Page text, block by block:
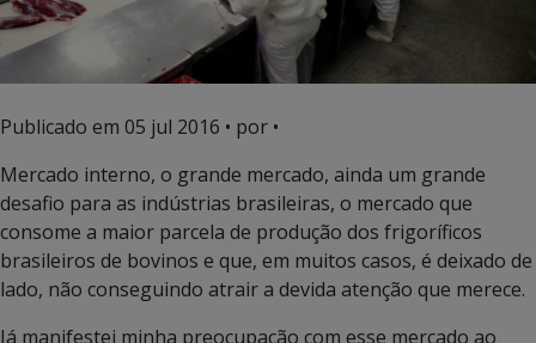
Publicado em 05 jul 2016 • por •
Mercado interno, o grande mercado, ainda um grande
desafio para as indústrias brasileiras, o mercado que
consome a maior parcela de produção dos frigoríficos
brasileiros de bovinos e que, em muitos casos, é deixado de
lado, não conseguindo atrair a devida atenção que merece.
Já manifestei minha preocupação com esse mercado ao